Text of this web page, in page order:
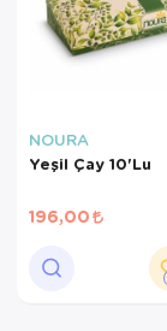
NOURA
Yeşil Çay 10'Lu
196,00